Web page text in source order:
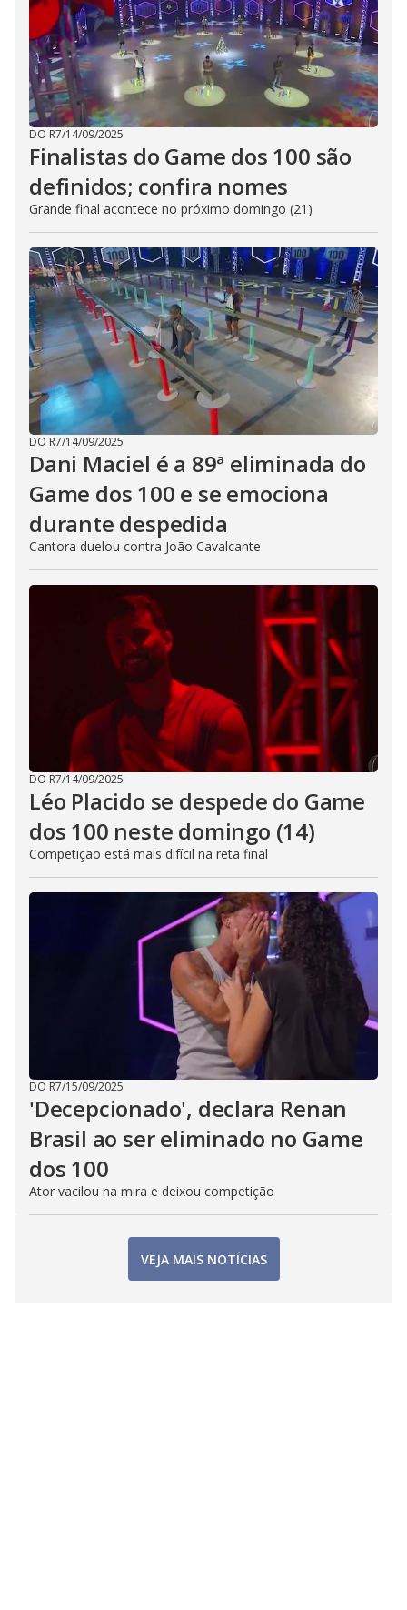
DO R7/14/09/2025
Finalistas do Game dos 100 são
definidos; confira nomes
Grande final acontece no próximo domingo (21)
DO R7/14/09/2025
Dani Maciel é a 89ª eliminada do
Game dos 100 e se emociona
durante despedida
Cantora duelou contra João Cavalcante
DO R7/14/09/2025
Léo Placido se despede do Game
dos 100 neste domingo (14)
Competição está mais difícil na reta final
DO R7/15/09/2025
'Decepcionado', declara Renan
Brasil ao ser eliminado no Game
dos 100
Ator vacilou na mira e deixou competição
VEJA MAIS NOTÍCIAS